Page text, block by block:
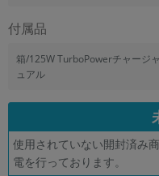
付属品
箱/125W TurboPowerチャージ
ュアル
使用されていない開封済み
電を行っております。
機能・特徴
ドライブ
ランク
商品状態の絞り込み
「新品」「未使用」「中古」など